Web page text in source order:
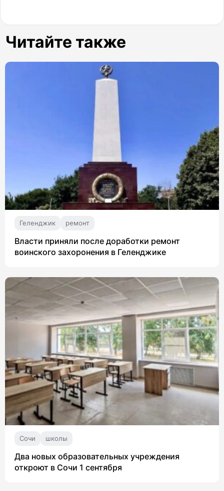
Читайте также
Геленджик ремонт
Власти приняли после доработки ремонт
воинского захоронения в Геленджике
Сочи школы
Два новых образовательных учреждения
откроют в Сочи 1 сентября